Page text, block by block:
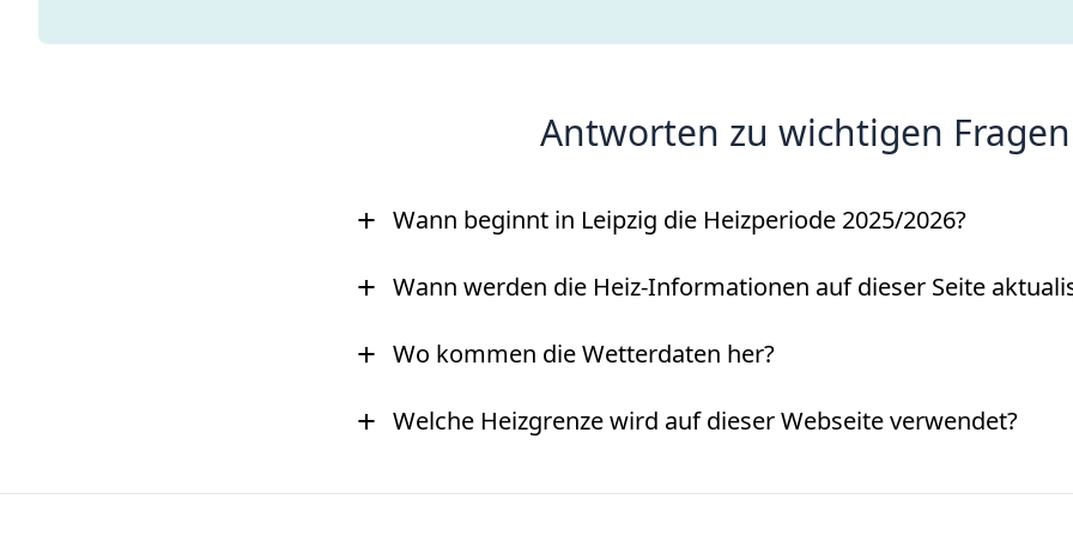
Antworten zu wichtigen Fragen
+ Wann beginnt in Leipzig die Heizperiode 2025/2026?
+ Wann werden die Heiz-Informationen auf dieser Seite
+ Wo kommen die Wetterdaten her?
+ Welche Heizgrenze wird auf dieser Webseite verwendet?